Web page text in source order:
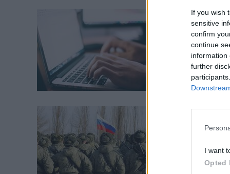
If you wish
sensitive
confirm
continue
information
further
I want
Opted
NATO
atveju